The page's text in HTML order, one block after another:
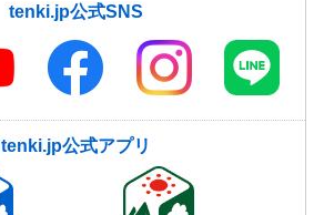
tenki.jp公式SNS
tenki.jp公式アプリ